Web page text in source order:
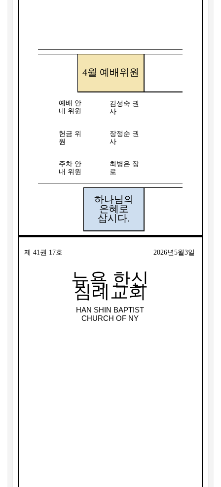
4월 예배위원
예배 안
내 위원
김성숙 권
사
헌금 위
원
장정순 권
사
주차 안
내 위원
최병은 장
로
하나님의
은혜로
삽시다.
제 41 권 17호 2026년5월3일
뉴욕 한신
침례교회
HAN SHIN BAPTIST
CHURCH OF NY